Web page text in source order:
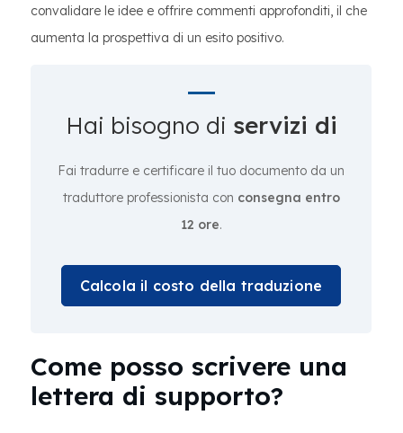
convalidare le idee e offrire commenti approfonditi, il che
aumenta la prospettiva di un esito positivo.
Hai bisogno di servizi di
Fai tradurre e certificare il tuo documento da un
traduttore professionista con consegna entro
12 ore.
Calcola il costo della traduzione
Come posso scrivere una
lettera di supporto?